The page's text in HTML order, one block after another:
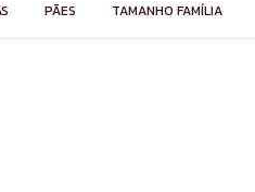
PÃES TAMANHO FAMÍLIA